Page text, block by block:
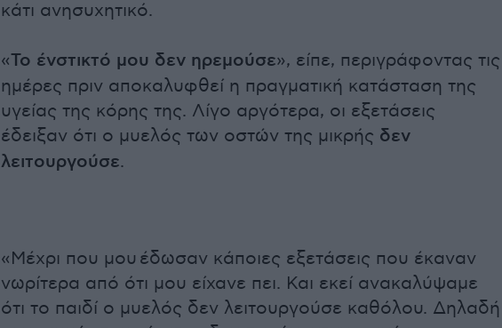
κάτι ανησυχητικό.
«Το ένστικτό μου δεν ηρεμούσε», είπε, περιγράφοντας τις
ημέρες πριν αποκαλυφθεί η πραγματική κατάσταση της
υγείας της κόρης της. Λίγο αργότερα, οι εξετάσεις
έδειξαν ότι ο μυελός των οστών της μικρής δεν
λειτουργούσε.
«Μέχρι που μου έδωσαν κάποιες εξετάσεις που έκαναν
νωρίτερα από ότι μου είχανε πει. Και εκεί ανακαλύψαμε
ότι το παιδί ο μυελός δεν λειτουργούσε καθόλου. Δηλαδή